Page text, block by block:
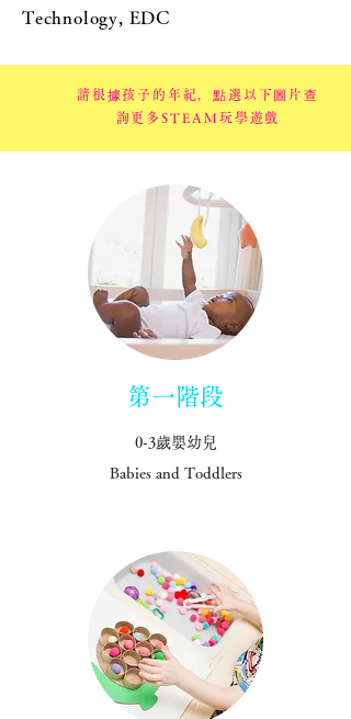
Technology, EDC
請根據孩子的年紀，點選以下圖片查
詢更多STEAM玩學遊戲
第一階段
0-3歲嬰幼兒
Babies and Toddlers